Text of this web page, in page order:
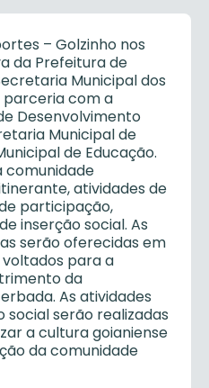
– Golzinho nos
da Prefeitura de
Municipal dos
parceria com a
Desenvolvimento
Municipal de
de Educação.
comunidade
atividades de
participação,
inserção social. As
serão oferecidas em
para a
da
As atividades
social serão realizadas
a cultura goianiense
da comunidade